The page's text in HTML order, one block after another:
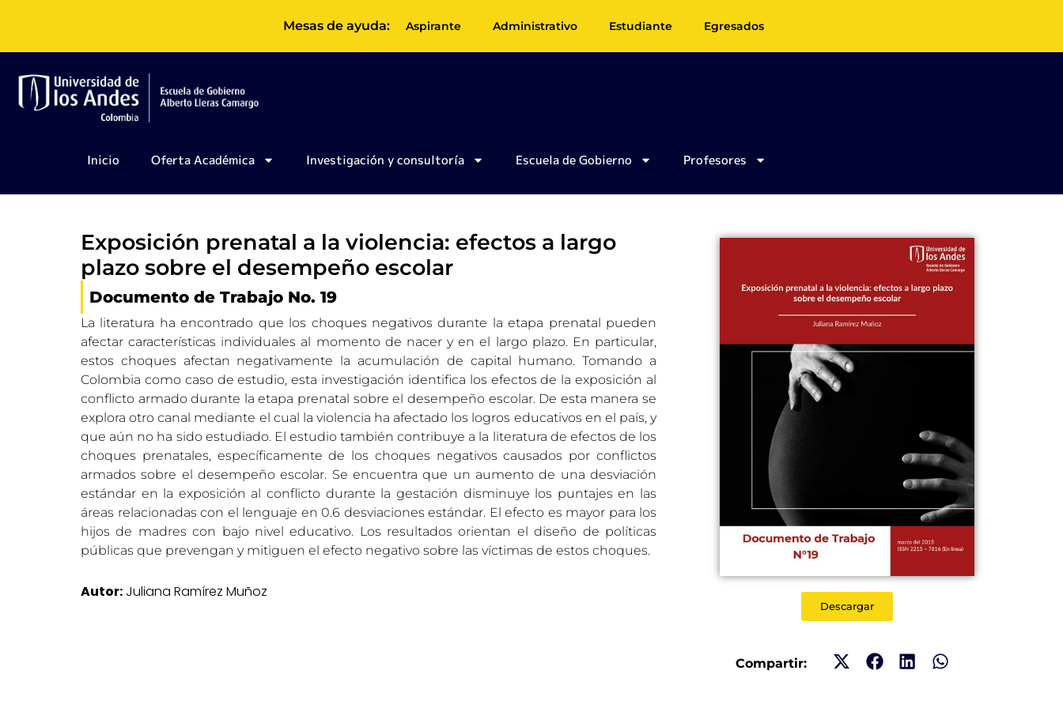
contenido
Mesas de ayuda: Aspirante Administrativo Estudiante Egresados
Inicio Oferta Académica Investigación y consultoría Escuela de Gobierno Profesores
Exposición prenatal a la violencia: efectos a largo
plazo sobre el desempeño escolar
Documento de Trabajo No. 19
La literatura ha encontrado que los choques negativos durante la etapa prenatal pueden
afectar características individuales al momento de nacer y en el largo plazo. En particular,
estos choques afectan negativamente la acumulación de capital humano. Tomando a
Colombia como caso de estudio, esta investigación identifica los efectos de la exposición al
conflicto armado durante la etapa prenatal sobre el desempeño escolar. De esta manera se
explora otro canal mediante el cual la violencia ha afectado los logros educativos en el país, y
que aún no ha sido estudiado. El estudio también contribuye a la literatura de efectos de los
choques prenatales, específicamente de los choques negativos causados por conflictos
armados sobre el desempeño escolar. Se encuentra que un aumento de una desviación
estándar en la exposición al conflicto durante la gestación disminuye los puntajes en las
áreas relacionadas con el lenguaje en 0.6 desviaciones estándar. El efecto es mayor para los
hijos de madres con bajo nivel educativo. Los resultados orientan el diseño de políticas
públicas que prevengan y mitiguen el efecto negativo sobre las víctimas de estos choques.
Autor: Juliana Ramírez Muñoz
Descargar
Compartir: